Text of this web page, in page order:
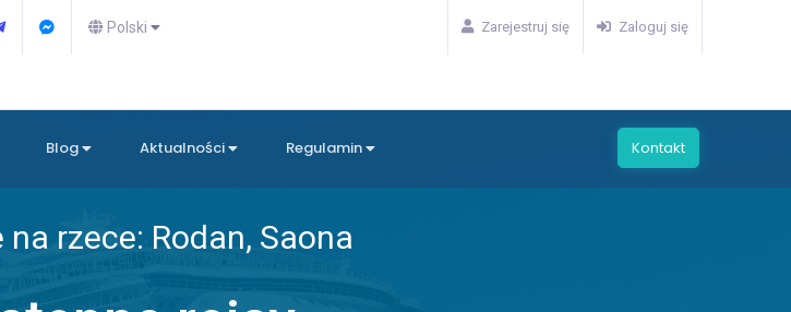
Polski Zarejestruj się Zaloguj się
Blog Aktualności Regulamin Kontakt
na rzece: Rodan, Saona